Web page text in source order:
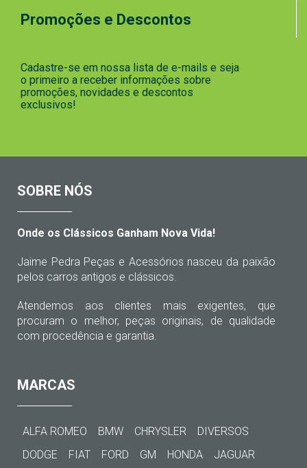
Promoções e Descontos
Cadastre-se em nossa lista de e-mails e seja
o primeiro a receber informações sobre
promoções, novidades e descontos
exclusivos!
SOBRE NÓS
Onde os Clássicos Ganham Nova Vida!
Jaime Pedra Peças e Acessórios nasceu da paixão
pelos carros antigos e clássicos.
Atendemos aos clientes mais exigentes, que
procuram o melhor, peças originais, de qualidade
com procedência e garantia.
MARCAS
ALFA ROMEO BMW CHRYSLER
DIVERSOS
DODGE
FIAT FORD GM HONDA
JAGUAR